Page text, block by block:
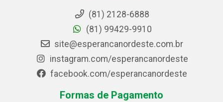
(81) 2128-6888
(81) 99429-9910
site@esperancanordeste.com.br
instagram.com/esperancanordeste
facebook.com/esperancanordeste
Formas de Pagamento